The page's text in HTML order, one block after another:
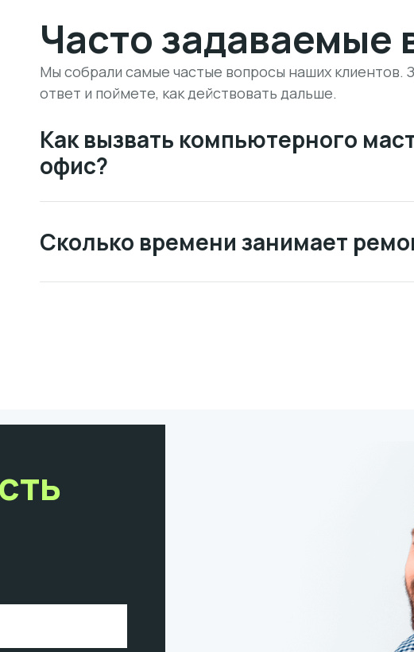
Часто задаваемые
Мы собрали самые частые вопросы наших клиентов.
ответ и поймете, как действовать дальше.
Как вызвать компьютерного
офис?
Сколько времени занимает